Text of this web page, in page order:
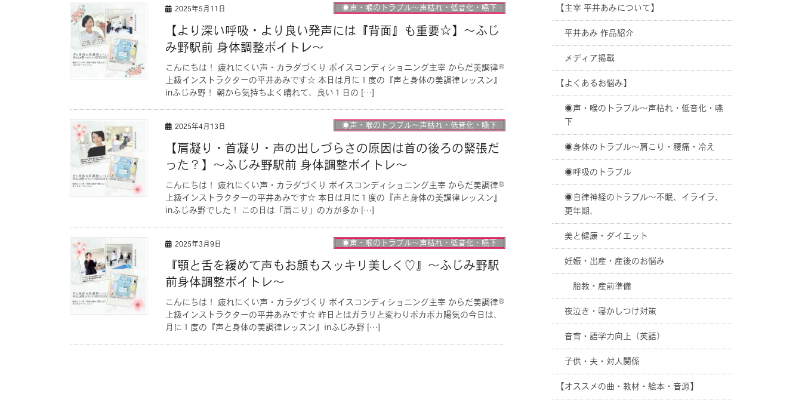
2025年5月11日 ◉声・喉のトラブル〜声枯れ・低音化・嚥下
【より深い呼吸・より良い発声には『背面』も重要☆】〜ふじ
み野駅前 身体調整ボイトレ〜
こんにちは！ 疲れにくい声・カラダづくり ボイスコンディショニング主宰 からだ美調律®︎
上級インストラクターの平井あみです☆ 本日は月に１度の『声と身体の美調律レッスン』
inふじみ野！ 朝から気持ちよく晴れて、良い１日の […]
2025年4月13日 ◉声・喉のトラブル〜声枯れ・低音化・嚥下
【肩凝り・首凝り・声の出しづらさの原因は首の後ろの緊張だ
った？】〜ふじみ野駅前 身体調整ボイトレ〜
こんにちは！ 疲れにくい声・カラダづくり ボイスコンディショニング主宰 からだ美調律®︎
上級インストラクターの平井あみです☆ 本日は月に１度の『声と身体の美調律レッスン』
inふじみ野でした！ この日は「肩こり」の方が多か […]
2025年3月9日 ◉声・喉のトラブル〜声枯れ・低音化・嚥下
『顎と舌を緩めて声もお顔もスッキリ美しく♡』〜ふじみ野駅
前身体調整ボイトレ〜
こんにちは！ 疲れにくい声・カラダづくり ボイスコンディショニング主宰 からだ美調律®︎
上級インストラクターの平井あみです☆ 昨日とはガラリと変わりポカポカ陽気の今日は、
月に１度の『声と身体の美調律レッスン』inふじみ野 […]
【主宰 平井あみについて】
平井あみ 作品紹介
メディア掲載
【よくあるお悩み】
◉声・喉のトラブル〜声枯れ・低音化・嚥
下
◉身体のトラブル〜肩こり・腰痛・冷え
◉呼吸のトラブル
◉自律神経のトラブル〜不眠、イライラ、
更年期、
美と健康・ダイエット
妊娠・出産・産後のお悩み
胎教・産前準備
夜泣き・寝かしつけ対策
音育・語学力向上（英語）
子供・夫・対人関係
【オススメの曲・教材・絵本・音源】